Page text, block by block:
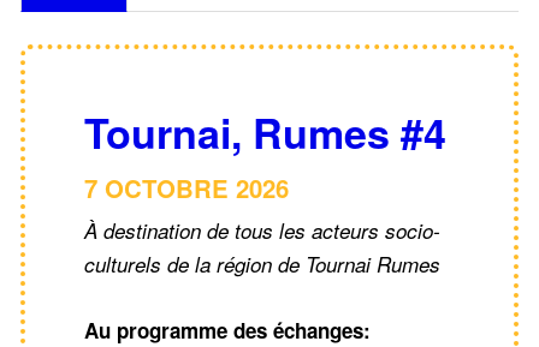
Tournai, Rumes #4
7 OCTOBRE 2026
À destination de tous les acteurs socio-
culturels de la région de Tournai Rumes
Au programme des échanges: